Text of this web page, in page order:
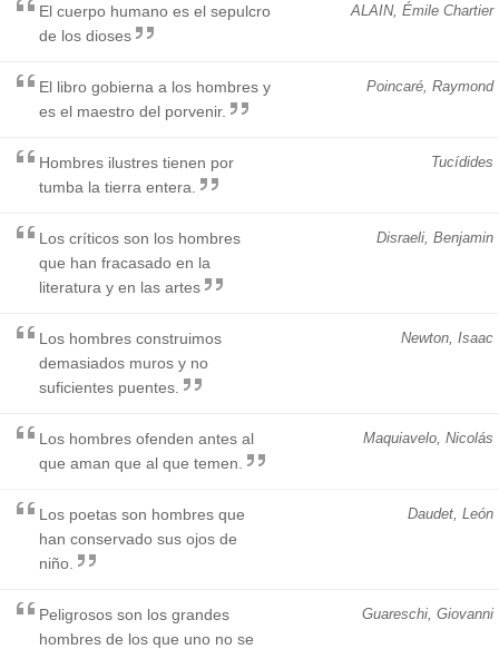
ALAIN, Émile Chartier
El cuerpo humano es el sepulcro
de los dioses
Poincaré, Raymond
El libro gobierna a los hombres y
es el maestro del porvenir.
Tucídides
Hombres ilustres tienen por
tumba la tierra entera.
Disraeli, Benjamin
Los críticos son los hombres
que han fracasado en la
literatura y en las artes
Newton, Isaac
Los hombres construimos
demasiados muros y no
suficientes puentes.
Maquiavelo, Nicolás
Los hombres ofenden antes al
que aman que al que temen.
Daudet, León
Los poetas son hombres que
han conservado sus ojos de
niño.
Guareschi, Giovanni
Peligrosos son los grandes
hombres de los que uno no se